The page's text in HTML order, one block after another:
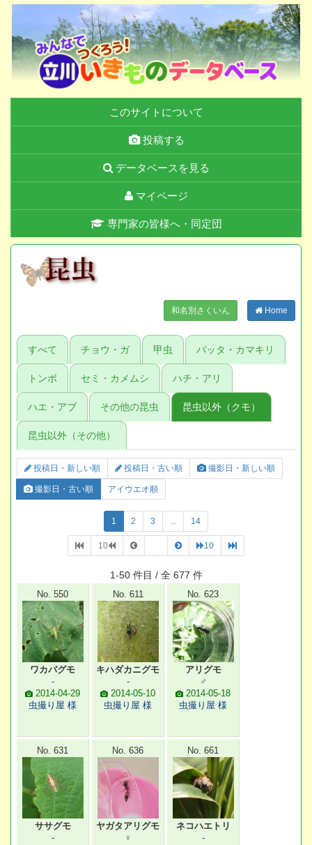
このサイトについて
投稿する
データベースを見る
マイページ
専門家の皆様へ・同定団
和名別さくいん Home
すべて チョウ・ガ 甲虫 バッタ・カマキリ
トンボ セミ・カメムシ ハチ・アリ
ハエ・アブ その他の昆虫 昆虫以外（クモ）
昆虫以外（その他）
投稿日・新しい順 投稿日・古い順 撮影日・新しい順
撮影日・古い順 アイウエオ順
1 2 3 ... 14
10 10
1-50 件目 / 全 677 件
No. 550
ワカバグモ
-
2014-04-29
虫撮り屋 様
No. 611
キハダカニグモ
-
2014-05-10
虫撮り屋 様
No. 623
アリグモ
♂
2014-05-18
虫撮り屋 様
No. 631
ササグモ
-
No. 636
ヤガタアリグモ
♀
No. 661
ネコハエトリ
-